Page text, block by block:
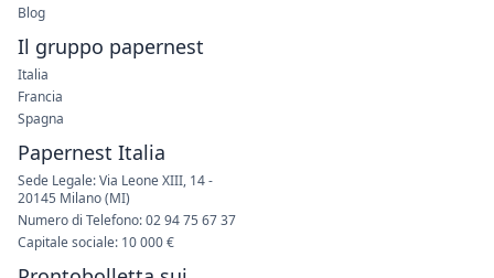
Blog
Il gruppo papernest
Italia
Francia
Spagna
Papernest Italia
Sede Legale: Via Leone XIII, 14 -
20145 Milano (MI)
Numero di Telefono: 02 94 75 67 37
Capitale sociale: 10 000 €